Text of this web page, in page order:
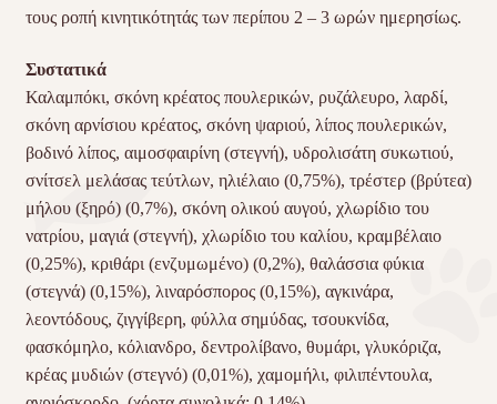
τους ροπή κινητικότητάς των περίπου 2 – 3 ωρών ημερησίως.
Συστατικά
Καλαμπόκι, σκόνη κρέατος πουλερικών, ρυζάλευρο, λαρδί,
σκόνη αρνίσιου κρέατος, σκόνη ψαριού, λίπος πουλερικών,
βοδινό λίπος, αιμοσφαιρίνη (στεγνή), υδρολισάτη συκωτιού,
σνίτσελ μελάσας τεύτλων, ηλιέλαιο (0,75%), τρέστερ (βρύτεα)
μήλου (ξηρό) (0,7%), σκόνη ολικού αυγού, χλωρίδιο του
νατρίου, μαγιά (στεγνή), χλωρίδιο του καλίου, κραμβέλαιο
(0,25%), κριθάρι (ενζυμωμένο) (0,2%), θαλάσσια φύκια
(στεγνά) (0,15%), λιναρόσπορος (0,15%), αγκινάρα,
λεοντόδους, ζιγγίβερη, φύλλα σημύδας, τσουκνίδα,
φασκόμηλο, κόλιανδρο, δεντρολίβανο, θυμάρι, γλυκόριζα,
κρέας μυδιών (στεγνό) (0,01%), χαμομήλι, φιλιπέντουλα,